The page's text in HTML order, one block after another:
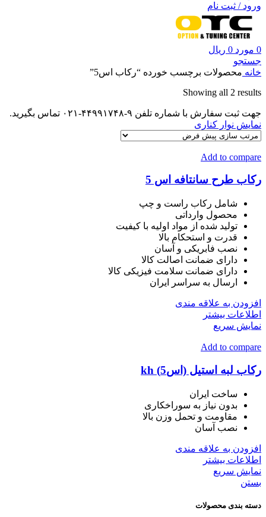
ورود / ثبت نام
0 مورد 0 ریال
جستجو
خانه محصولات برچسب خورده “رکاب اس5”
Showing all 2 results
جهت ثبت سفارش با شماره تلفن ۹-۴۴۹۹۱۷۴۸-۰۲۱ تماس بگیرید.
نمایش نوار کناری
Add to compare
رکاب طرح سانتافه اس 5
شامل رکاب راست و چپ
محصول وارداتی
تولید شده از مواد اولیه با کیفیت
قدرت و استحکام بالا
نصب فابریکی و آسان
دارای ضمانت اصالت کالا
دارای ضمانت سلامت فیزیکی کالا
ارسال به سراسر ایران
افزودن به علاقه مندی
اطلاعات بیشتر
نمایش سریع
Add to compare
رکاب لبه استیل (اس5) kh
ساخت ایران
بدون نیاز به سوراخکاری
مقاومت و تحمل وزن بالا
نصب آسان
افزودن به علاقه مندی
اطلاعات بیشتر
نمایش سریع
بستن
دسته بندی محصولات